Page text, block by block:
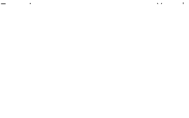
Entradas recientes Ver todo